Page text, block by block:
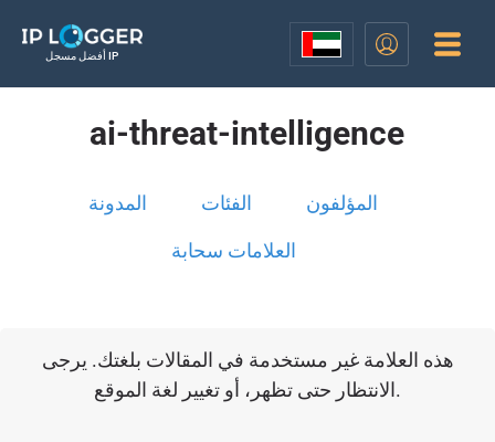
أفضل مسجل IP
ai-threat-intelligence
المدونة الفئات المؤلفون
العلامات سحابة